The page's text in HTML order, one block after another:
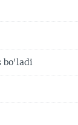
bo'ladi